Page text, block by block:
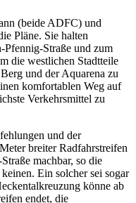
(beide ADFC) und
Pläne. Sie halten
Straße und zum
die westlichen Stadtteile
und der Aquarena zu
komfortablen Weg auf
Verkehrsmittel zu
und der
breiter Radfahrstreifen
machbar, so die
Ein solcher sei sogar
könne ab
endet, die